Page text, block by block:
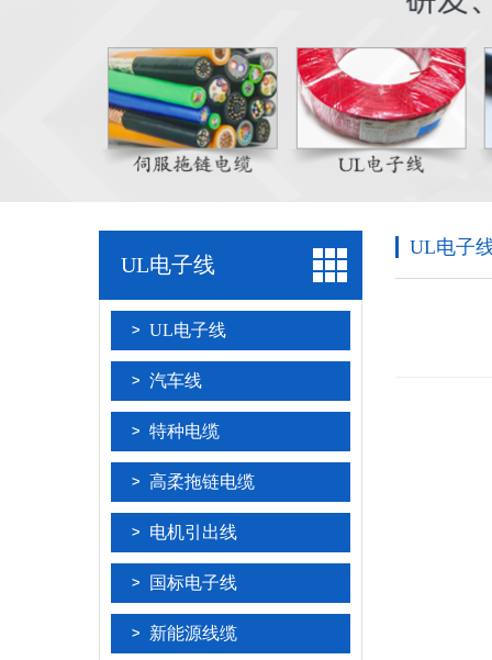
UL电子线
UL电子线
汽车线
特种电缆
高柔拖链电缆
电机引出线
国标电子线
新能源线缆
UL电子